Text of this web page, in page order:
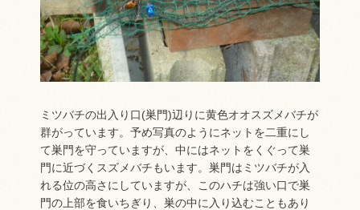
ミツバチの出入り口(巣門)辺りに黄色オオスズメバチが
群がっています。予め写真のようにネットを二重にし
て巣門を守っていますが、中にはネットをくぐって巣
門に近づくスズメバチもいます。巣門はミツバチが入
れる位の高さにしていますが、このハチは強い口で巣
門の上部を食いちぎり、巣の中に入り込むこともあり